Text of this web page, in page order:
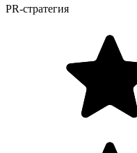
PR-стратегия